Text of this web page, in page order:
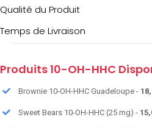
Qualité du Produit
Temps de Livraison
Produits 10-OH-HHC
Brownie 10-OH-HHC Guadeloupe -
Sweet Bears 10-OH-HHC (25 mg) -